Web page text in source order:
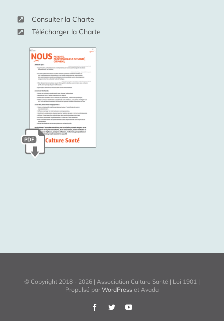
Consulter la Charte
Télécharger la Charte
© Copyright 2018 - 2026 | Association Culture Santé | Loi 1901 |
Propulsé par WordPresset Avada
FacebookTwitterYouTube